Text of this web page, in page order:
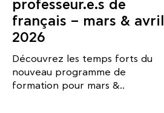
professeur.e.s de
français – mars & avril
2026
Découvrez les temps forts du
nouveau programme de
formation pour mars &..